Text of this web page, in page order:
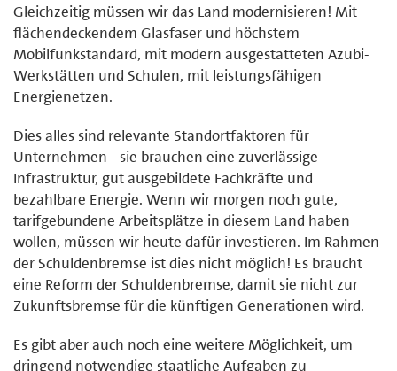
Gleichzeitig müssen wir das Land modernisieren! Mit
flächendeckendem Glasfaser und höchstem
Mobilfunkstandard, mit modern ausgestatteten Azubi-
Werkstätten und Schulen, mit leistungsfähigen
Energienetzen.
Dies alles sind relevante Standortfaktoren für
Unternehmen - sie brauchen eine zuverlässige
Infrastruktur, gut ausgebildete Fachkräfte und
bezahlbare Energie. Wenn wir morgen noch gute,
tarifgebundene Arbeitsplätze in diesem Land haben
wollen, müssen wir heute dafür investieren. Im Rahmen
der Schuldenbremse ist dies nicht möglich! Es braucht
eine Reform der Schuldenbremse, damit sie nicht zur
Zukunftsbremse für die künftigen Generationen wird.
Es gibt aber auch noch eine weitere Möglichkeit, um
dringend notwendige staatliche Aufgaben zu